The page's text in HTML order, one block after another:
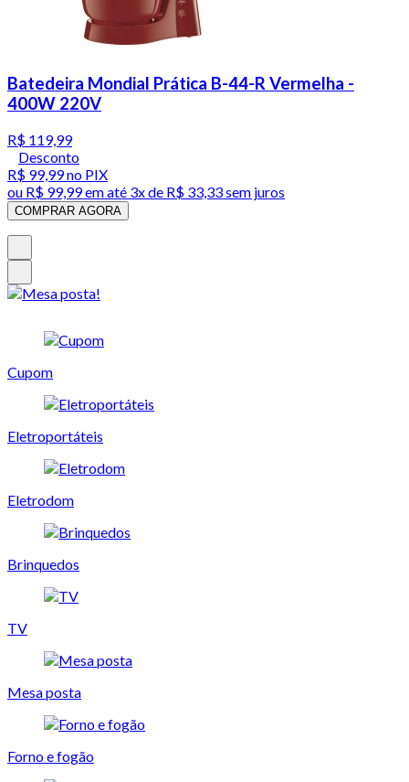
Batedeira Mondial Prática B-44-R Vermelha -
400W 220V
R$ 119,99
Desconto
R$ 99,99no PIX
ou R$ 99,99em até 3x de R$ 33,33 sem juros
COMPRAR AGORA
Cupom
Eletroportáteis
Eletrodom
Brinquedos
TV
Mesa posta
Forno e fogão